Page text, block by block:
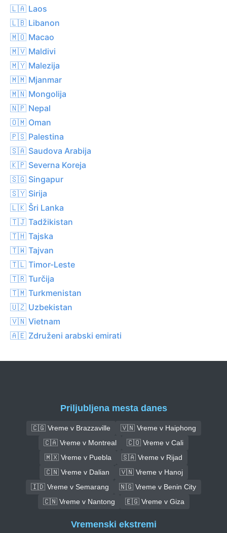
🇱🇦 Laos
🇱🇧 Libanon
🇲🇴 Macao
🇲🇻 Maldivi
🇲🇾 Malezija
🇲🇲 Mjanmar
🇲🇳 Mongolija
🇳🇵 Nepal
🇴🇲 Oman
🇵🇸 Palestina
🇸🇦 Saudova Arabija
🇰🇵 Severna Koreja
🇸🇬 Singapur
🇸🇾 Sirija
🇱🇰 Šri Lanka
🇹🇯 Tadžikistan
🇹🇭 Tajska
🇹🇼 Tajvan
🇹🇱 Timor-Leste
🇹🇷 Turčija
🇹🇲 Turkmenistan
🇺🇿 Uzbekistan
🇻🇳 Vietnam
🇦🇪 Združeni arabski emirati
Priljubljena mesta danes
🇨🇬 Vreme v Brazzaville
🇻🇳 Vreme v Haiphong
🇨🇦 Vreme v Montreal
🇨🇴 Vreme v Cali
🇲🇽 Vreme v Puebla
🇸🇦 Vreme v Rijad
🇨🇳 Vreme v Dalian
🇻🇳 Vreme v Hanoj
🇮🇩 Vreme v Semarang
🇳🇬 Vreme v Benin City
🇨🇳 Vreme v Nantong
🇪🇬 Vreme v Giza
Vremenski ekstremi